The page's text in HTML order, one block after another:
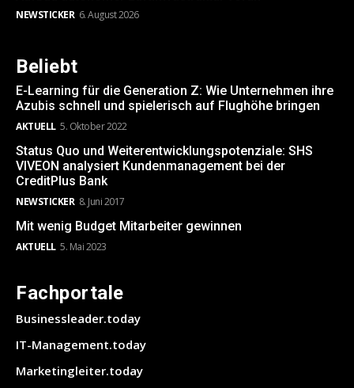
NEWSTICKER 6. August 2026
Beliebt
E-Learning für die Generation Z: Wie Unternehmen ihre
Azubis schnell und spielerisch auf Flughöhe bringen
AKTUELL 5. Oktober 2022
Status Quo und Weiterentwicklungspotenziale: SHS
VIVEON analysiert Kundenmanagement bei der
CreditPlus Bank
NEWSTICKER 8. Juni 2017
Mit wenig Budget Mitarbeiter gewinnen
AKTUELL 5. Mai 2023
Fachportale
Businessleader.today
IT-Management.today
Marketingleiter.today